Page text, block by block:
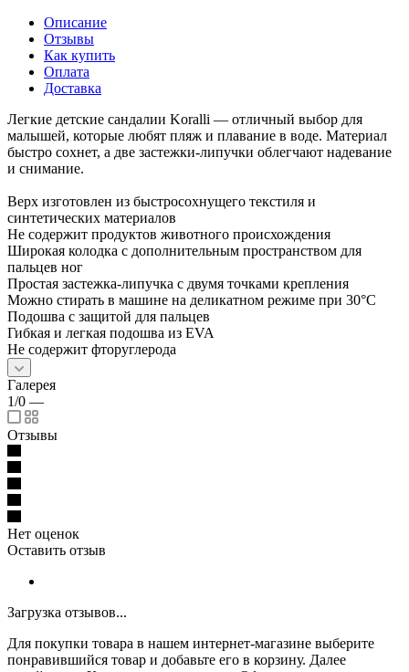
Описание
Отзывы
Как купить
Оплата
Доставка
Легкие детские сандалии Koralli — отличный выбор для
малышей, которые любят пляж и плавание в воде. Материал
быстро сохнет, а две застежки-липучки облегчают надевание
и снимание.
Верх изготовлен из быстросохнущего текстиля и
синтетических материалов
Не содержит продуктов животного происхождения
Широкая колодка с дополнительным пространством для
пальцев ног
Простая застежка-липучка с двумя точками крепления
Можно стирать в машине на деликатном режиме при 30°C
Подошва с защитой для пальцев
Гибкая и легкая подошва из EVA
Не содержит фторуглерода
Галерея
1/0 —
Отзывы
Нет оценок
Оставить отзыв
Загрузка отзывов...
Для покупки товара в нашем интернет-магазине выберите
понравившийся товар и добавьте его в корзину. Далее